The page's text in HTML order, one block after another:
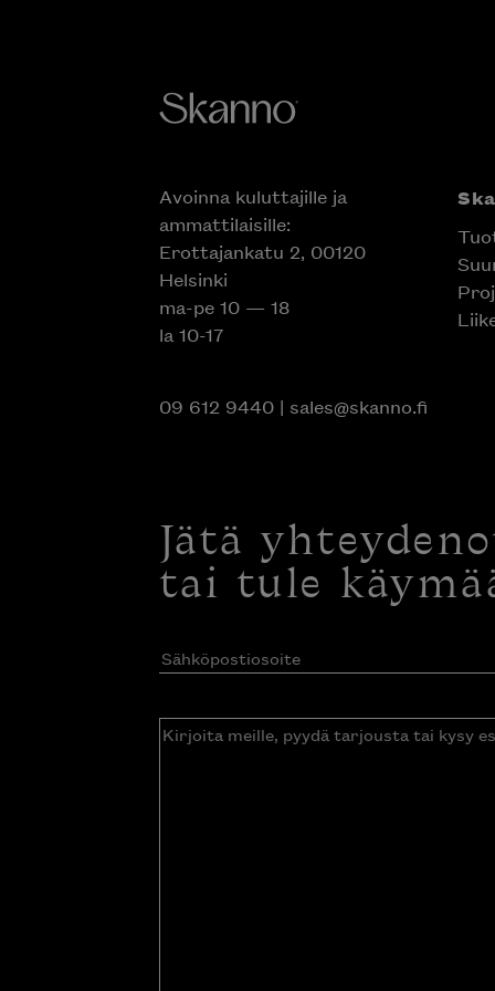
Avoinna kuluttajille ja
ammattilaisille:
Erottajankatu 2, 00120
Helsinki
ma-pe 10 — 18
la 10-17
09 612 9440| sales@skanno.fi
Jätä
tai tule
Sähköpostiosoite(Pakollinen)
Kirjoita